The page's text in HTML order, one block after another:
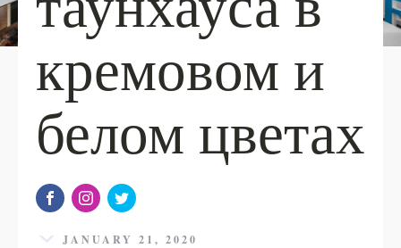
кремовом и
белом цветах
JANUARY 21, 2020